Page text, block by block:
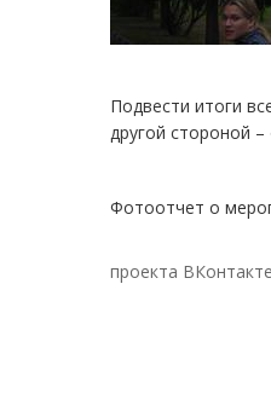
Подвести итоги
другой стороной
Фотоотчет о
проекта